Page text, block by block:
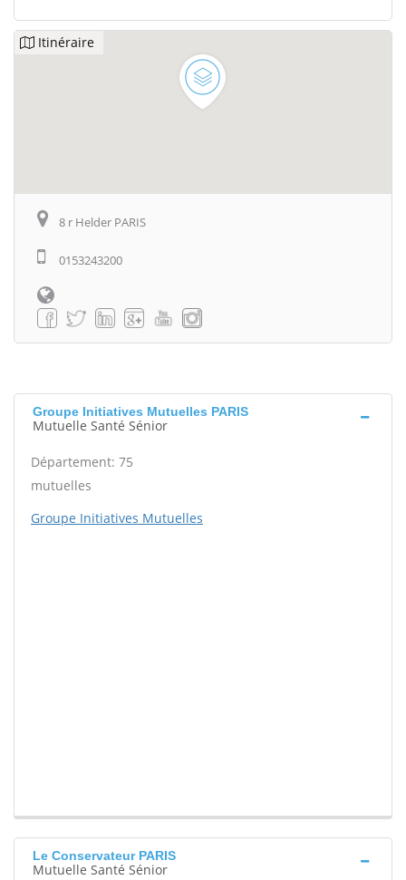
Itinéraire
8 r Helder PARIS
0153243200
Groupe Initiatives Mutuelles PARIS
Mutuelle Santé Sénior
Département: 75
mutuelles
Groupe Initiatives Mutuelles
Le Conservateur PARIS
Mutuelle Santé Sénior